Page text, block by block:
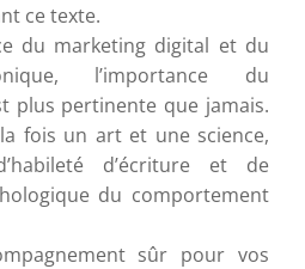
ce texte.
du marketing digital et du
l’importance du
plus pertinente que jamais.
fois un art et une science,
d’écriture et de
du comportement
sûr pour vos